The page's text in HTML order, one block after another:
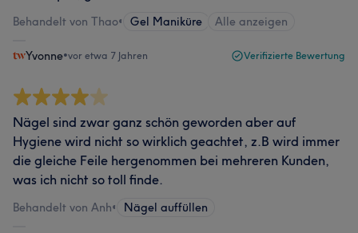
Behandelt von Thao• Gel Maniküre Alle anzeigen
Yvonne•vor etwa 7 Jahren Verifizierte Bewertung
Nägel sind zwar ganz schön geworden aber auf
Hygiene wird nicht so wirklich geachtet, z.B wird immer
die gleiche Feile hergenommen bei mehreren Kunden,
was ich nicht so toll finde.
Behandelt von Anh• Nägel auffüllen